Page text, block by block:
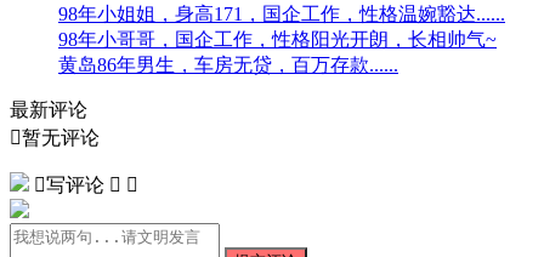
98年小姐姐，身高171，国企工作，性格温婉豁达......
98年小哥哥，国企工作，性格阳光开朗，长相帅气~
黄岛86年男生，车房无贷，百万存款......
最新评论
暂无评论
写评论  